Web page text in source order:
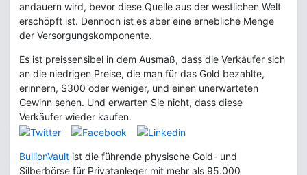
andauern wird, bevor diese Quelle aus der westlichen Welt
erschöpft ist. Dennoch ist es aber eine erhebliche Menge
der Versorgungskomponente.
Es ist preissensibel in dem Ausmaß, dass die Verkäufer sich
an die niedrigen Preise, die man für das Gold bezahlte,
erinnern, $300 oder weniger, und einen unerwarteten
Gewinn sehen. Und erwarten Sie nicht, dass diese
Verkäufer wieder kaufen.
BullionVault ist die führende physische Gold- und
Silberbörse für Privatanleger mit mehr als 95.000